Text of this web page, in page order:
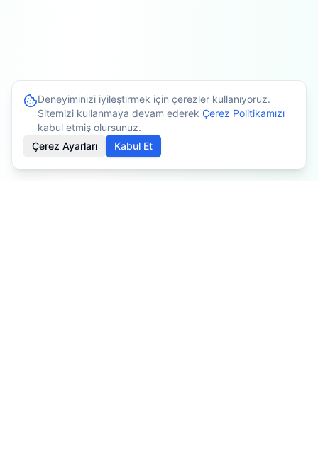
Deneyiminizi iyileştirmek için çerezler kullanıyoruz.
Sitemizi kullanmaya devam ederek Çerez Politikamızı
kabul etmiş olursunuz.
Çerez Ayarları
Kabul Et